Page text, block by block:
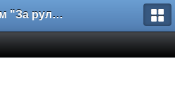
Форум "За рулем"